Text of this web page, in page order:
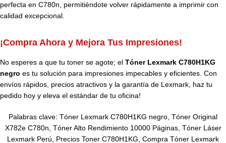
perfecta en C780n, permitiéndote volver rápidamente a imprimir con
calidad excepcional.
¡Compra Ahora y Mejora Tus Impresiones!
No esperes a que tu toner se agote; el Tóner Lexmark C780H1KG
negro es tu solución para impresiones impecables y eficientes. Con
envíos rápidos, precios atractivos y la garantía de Lexmark, haz tu
pedido hoy y eleva el estándar de tu oficina!
Palabras clave: Tóner Lexmark C780H1KG negro, Tóner Original
X782e C780n, Tóner Alto Rendimiento 10000 Páginas, Tóner Láser
Lexmark Perú, Precios Toner C780H1KG, Compra Tóner Lexmark